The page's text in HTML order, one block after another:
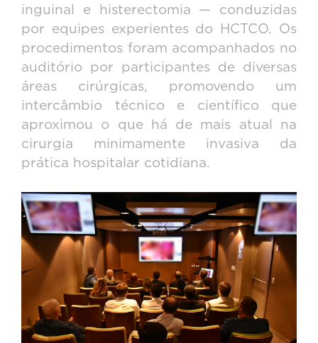
inguinal e histerectomia — conduzidas
por equipes experientes do HCTCO. Os
procedimentos foram acompanhados no
auditório por participantes de diversas
áreas cirúrgicas, promovendo um
intercâmbio técnico e científico que
aproximou o que há de mais atual na
cirurgia minimamente invasiva da
prática hospitalar cotidiana.